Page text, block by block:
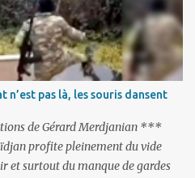
une épée de Damoclès
- la fin des négociations d’adhésion
; Et des menaces non voilées
pas extradé, les États-Unis
à cause de ce terroriste» , a
Bekir Bozdag.
n’est pas là, les souris dansent
de Gérard Merdjanian ***
profite pleinement du vide
et surtout du manque de gardes